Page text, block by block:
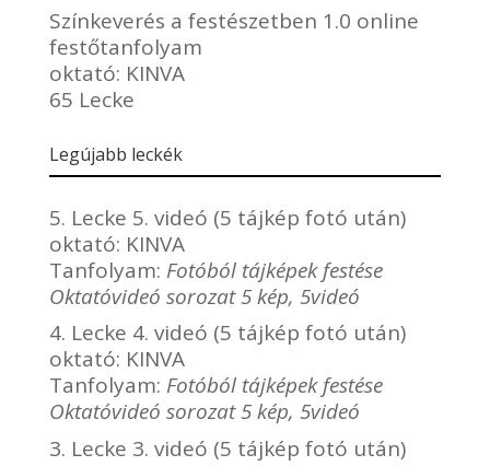
Színkeverés a festészetben 1.0 online
festőtanfolyam
oktató: KINVA
65 Lecke
Legújabb leckék
5. Lecke 5. videó (5 tájkép fotó után)
oktató: KINVA
Tanfolyam: Fotóból tájképek festése
Oktatóvideó sorozat 5 kép, 5videó
4. Lecke 4. videó (5 tájkép fotó után)
oktató: KINVA
Tanfolyam: Fotóból tájképek festése
Oktatóvideó sorozat 5 kép, 5videó
3. Lecke 3. videó (5 tájkép fotó után)